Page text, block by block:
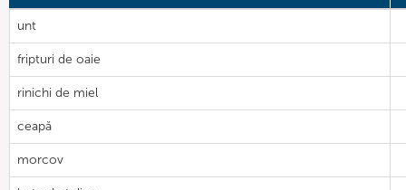
unt
fripturi de oaie
rinichi de miel
ceapă
morcov